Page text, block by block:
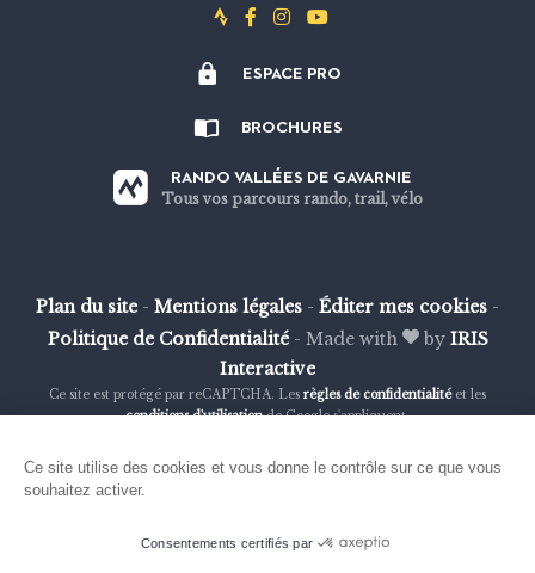
Suivez-
Strava
Suivez-
Facebook
Suivez-
Instagram
Suivez-
Youtube
ESPACE PRO
BROCHURES
RANDO VALLÉES DE GAVARNIE
Tous vos parcours rando, trail, vélo
Plan du site - Mentions légales - Éditer mes cookies -
Politique de Confidentialité - Made with by IRIS
Interactive
Ce site est protégé par reCAPTCHA. Les règles de confidentialitéet les
conditions d'utilisationde Google s'appliquent.
Ce site utilise des cookies et vous donne le contrôle sur ce que vous
souhaitez activer.
Consentements certifiés par